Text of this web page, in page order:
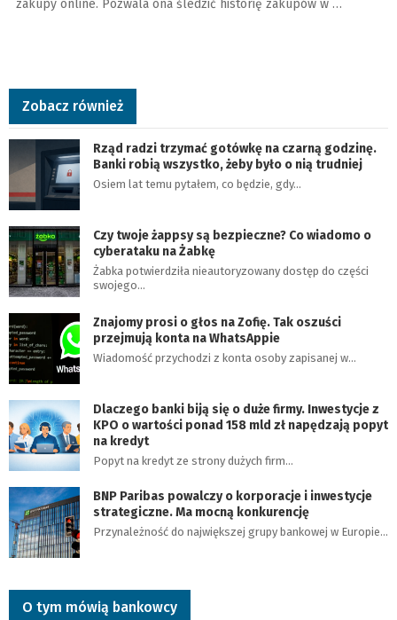
zakupy online. Pozwala ona śledzić historię zakupów w …
Zobacz również
Rząd radzi trzymać gotówkę na czarną godzinę.
Banki robią wszystko, żeby było o nią trudniej
Osiem lat temu pytałem, co będzie, gdy…
Czy twoje żappsy są bezpieczne? Co wiadomo o
cyberataku na Żabkę
Żabka potwierdziła nieautoryzowany dostęp do części
swojego…
Znajomy prosi o głos na Zofię. Tak oszuści
przejmują konta na WhatsAppie
Wiadomość przychodzi z konta osoby zapisanej w…
Dlaczego banki biją się o duże firmy. Inwestycje z
KPO o wartości ponad 158 mld zł napędzają popyt
na kredyt
Popyt na kredyt ze strony dużych firm…
BNP Paribas powalczy o korporacje i inwestycje
strategiczne. Ma mocną konkurencję
Przynależność do największej grupy bankowej w Europie…
O tym mówią bankowcy